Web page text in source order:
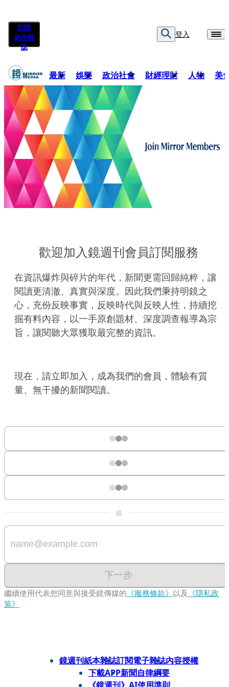
訂閱
紙本雜
誌
登入
最新 娛樂 政治社會 財經理財 人物 美
歡迎加入鏡週刊會員訂閱服務
在資訊爆炸與碎片的年代，新聞更需回歸純粹，讓
閱讀更清澈、真實與深度。因此我們秉持明鏡之
心，充份反映事實，反映時代與反映人性，持續挖
掘有料內容，以一手原創題材、深度調查報導為宗
旨，讓閱聽大眾獲取最完整的資訊。
現在，請立即加入，成為我們的會員，體驗有質
量、無干擾的新聞閱讀。
或
下一步
繼續使用代表您同意與接受鏡傳媒的 《服務條款》 以及 《隱私政
策》
鏡週刊紙本雜誌訂閱電子雜誌內容授權
下載APP新聞自律綱要